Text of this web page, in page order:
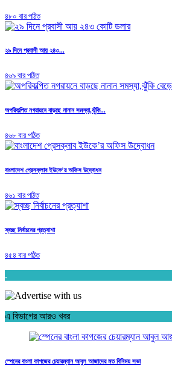
৪৮০ বার পঠিত
২৯ দিনে প্রবাসী আয় ২৪৩...
৪৬৯ বার পঠিত
অপরিকল্পিত নগরায়নে বাড়ছে নানান সমস্যা,ঝুঁকি...
৪৬৮ বার পঠিত
বাংলাদেশ প্রেসক্লাব ইউকে’র অফিস উদ্বোধন
৪৬১ বার পঠিত
স্বচ্ছ নির্বাচনের প্রত্যাশা
৪৫৪ বার পঠিত
.
এ বিভাগের আরও খবর
স্পেনের বাংলা কাগজের চেয়ারম্যান আবুল আজাদের মত বিনিময় সভা